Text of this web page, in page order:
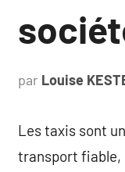
par Louise
Les taxis sont
transport fiable,